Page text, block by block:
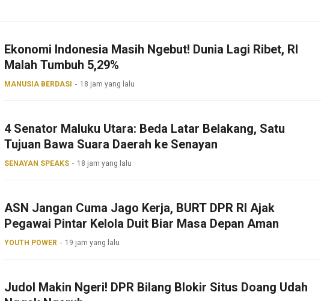
Ekonomi Indonesia Masih Ngebut! Dunia Lagi Ribet, RI
Malah Tumbuh 5,29%
MANUSIA BERDASI 18 jam yang lalu
4 Senator Maluku Utara: Beda Latar Belakang, Satu
Tujuan Bawa Suara Daerah ke Senayan
SENAYAN SPEAKS 18 jam yang lalu
ASN Jangan Cuma Jago Kerja, BURT DPR RI Ajak
Pegawai Pintar Kelola Duit Biar Masa Depan Aman
YOUTH POWER 19 jam yang lalu
Judol Makin Ngeri! DPR Bilang Blokir Situs Doang Udah